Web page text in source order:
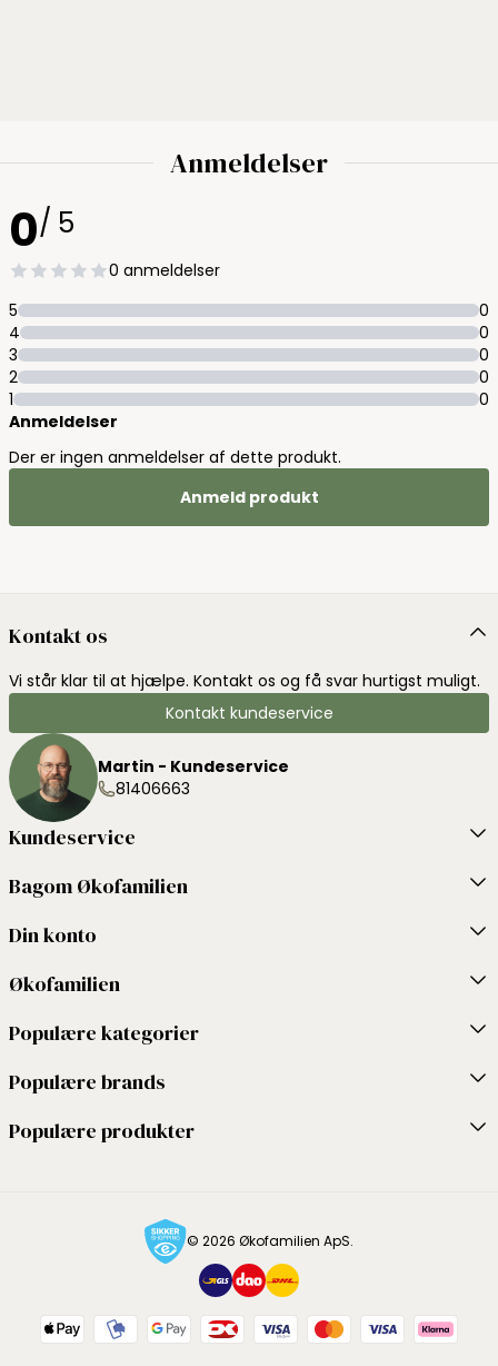
Anmeldelser
0/ 5
0 anmeldelser
5
0
4
0
3
0
2
0
1
0
Anmeldelser
Der er ingen anmeldelser af dette produkt.
Anmeld produkt
Kontakt os
Vi står klar til at hjælpe. Kontakt os og få svar hurtigst muligt.
Kontakt kundeservice
Martin - Kundeservice
81406663
Kundeservice
Bagom Økofamilien
Din konto
Økofamilien
Populære kategorier
Populære brands
Populære produkter
© 2026 Økofamilien ApS.